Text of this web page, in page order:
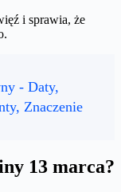
i sprawia, że
- Daty,
Znaczenie
13 marca?